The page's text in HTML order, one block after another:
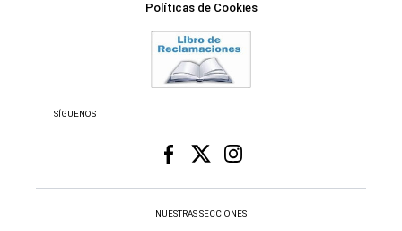
Políticas de Cookies
SÍGUENOS
NUESTRAS SECCIONES